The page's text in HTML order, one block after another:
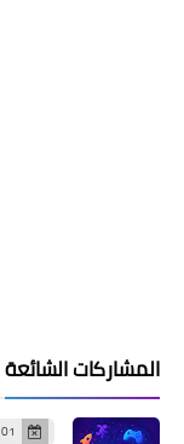
المشاركات الشائعة
01 سبتمبر 2025